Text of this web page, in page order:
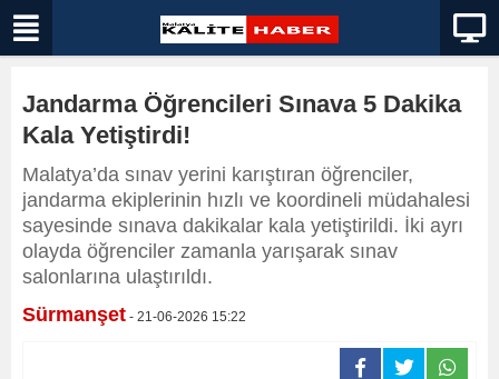
Jandarma Öğrencileri Sınava 5 Dakika
Kala Yetiştirdi!
Malatya’da sınav yerini karıştıran öğrenciler,
jandarma ekiplerinin hızlı ve koordineli müdahalesi
sayesinde sınava dakikalar kala yetiştirildi. İki ayrı
olayda öğrenciler zamanla yarışarak sınav
salonlarına ulaştırıldı.
Sürmanşet - 21-06-2026 15:22